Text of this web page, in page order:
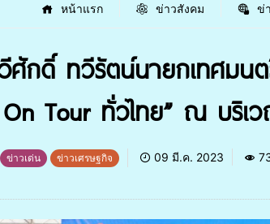
หน้าแรก ข่าวสังคม ข่
ศักดิ์ ทวีรัตน์นายกเทศมน
Tour ทั่วไทย” ณ บริเ
ข่าวเด่น ข่าวเศรษฐกิจ 09 มี.ค. 2023